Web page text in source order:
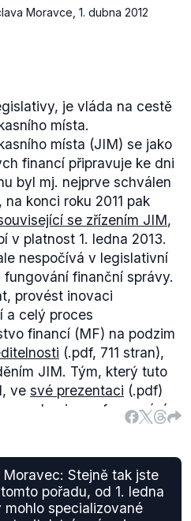
balíček má
pro budoucí rok, a jeho
přelomu června a
jako pravdivý.
Moravce 1. dubna 2012
je vláda na cestě
místa.
místa (JIM) se jako
financí připravuje ke dni
byl mj. nejprve schválen
, na konci roku 2011 pak
se zřízením JIM,
v platnost 1. ledna 2013.
nespočívá v legislativní
finanční správy.
provést inovaci
a celý proces
financí (MF) na podzim
(.pdf, 711 stran),
JIM. Tým, který tuto
ve své prezentaci (.pdf)
a modernizace fungování
podceněny.
inkasního místa podle
to mělo fungovat" od 1.
jinak, než jako
Moravec: Stejně tak jste
pořadu, od 1. ledna
mohlo specializované